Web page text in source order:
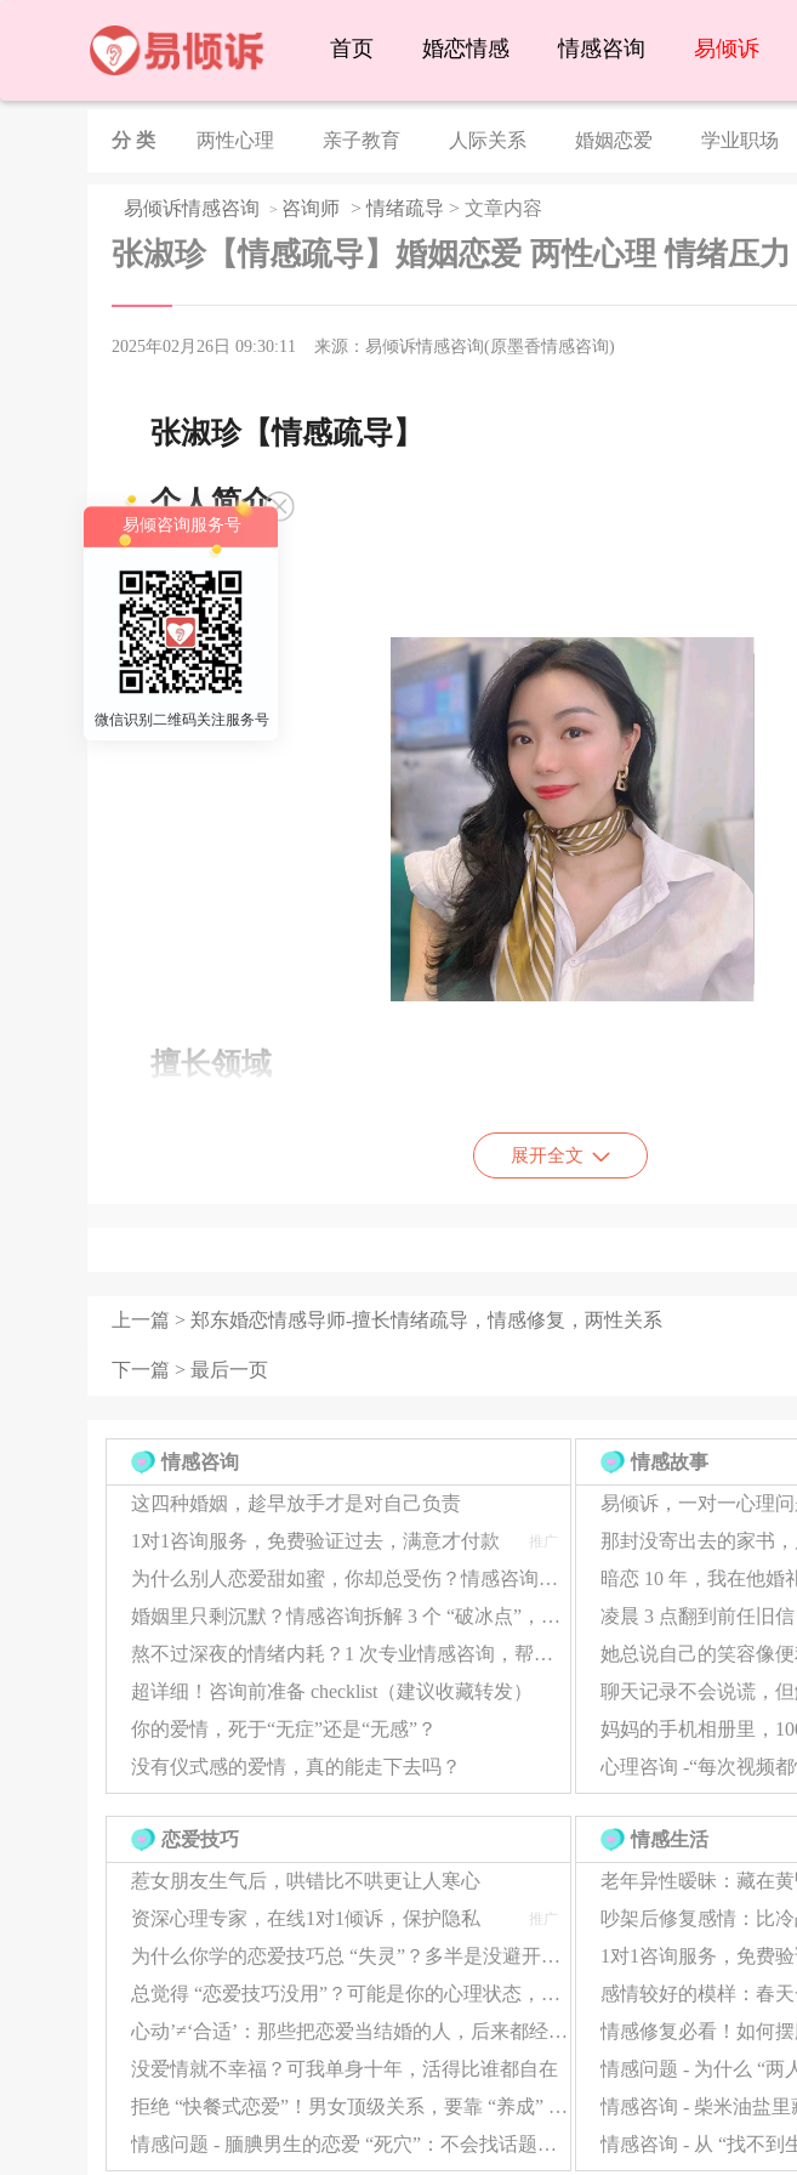
首页 婚恋情感 情感咨询 易倾诉
分 类 两性心理 亲子教育 人际关系 婚姻恋爱 学业职场
易倾诉情感咨询 > 咨询师 >情绪疏导 > 文章内容
张淑珍【情感疏导】婚姻恋爱 两性心理 情绪压
2025年02月26日 09:30:11 来源：易倾诉情感咨询(原墨香情感咨询)
张淑珍【情感疏导】
个人简介
中科院咨询师
平台认证咨询师
擅长领域
1、简述所要咨询问题
2、预约咨询时间
4、接纳你所有的一切，尊重你、包容你、不评判、不指责、用心倾听你在人生
温暖的陪伴。也欢迎无主题的闲聊，共同探讨人生，
展开全文
上一篇 > 郑东婚恋情感导师-擅长情绪疏导，情感修复，两性关系
下一篇 > 最后一页
情感咨询
这四种婚姻，趁早放手才是对自己负责
1对1咨询服务，免费验证过去，满意才付款
推广
为什么别人恋爱甜如蜜，你却总受伤？情感咨询帮你揪出 “情感盲区”
婚姻里只剩沉默？情感咨询拆解 3 个 “破冰点”，让爱重新流动
熬不过深夜的情绪内耗？1 次专业情感咨询，帮你把 “心结” 捋顺
超详细！咨询前准备 checklist（建议收藏转发）
你的爱情，死于“无症”还是“无感”？
没有仪式感的爱情，真的能走下去吗？
情感故事
易倾诉，一对一心理
聊天记录不会说谎，
恋爱技巧
惹女朋友生气后，哄错比不哄更让人寒心
资深心理专家，在线1对1倾诉，保护隐私
推广
为什么你学的恋爱技巧总 “失灵”？多半是没避开这 3 个隐形误区
总觉得 “恋爱技巧没用”？可能是你的心理状态，在悄悄拖后腿
心动’≠‘合适’：那些把恋爱当结婚的人，后来都经历了什么？
没爱情就不幸福？可我单身十年，活得比谁都自在
拒绝 “快餐式恋爱”！男女顶级关系，要靠 “养成” 才够甜
情感问题 - 腼腆男生的恋爱 “死穴”：不会找话题、不敢肢体接触？这样改超简单
情感生活
老年异性暧昧：藏在
吵架后修复感情：比
1对1咨询服务，免费
易倾咨询服务号
微信识别二维码关注服务号